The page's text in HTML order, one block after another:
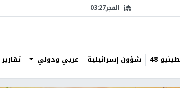
الفجر03:27
48 شؤون إسرائيلية عربي ودولي تقارير